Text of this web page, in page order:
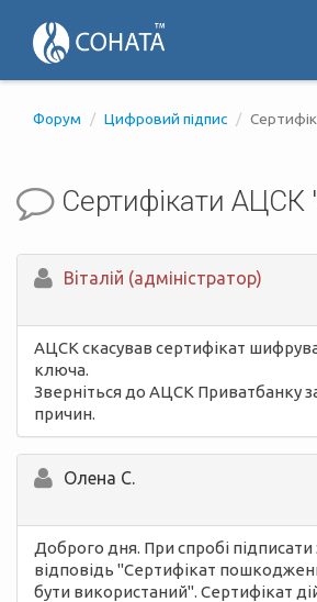
Форум Цифровий підпис
Сертифікати АЦСК
Вiталій (адміністратор)
АЦСК скасував сертифікат
ключа.
Зверніться до АЦСК Приватбанку
причин.
Олена С.
Доброго дня. При спробі підписати
відповідь "Сертифікат
бути використаний". Сертифікат